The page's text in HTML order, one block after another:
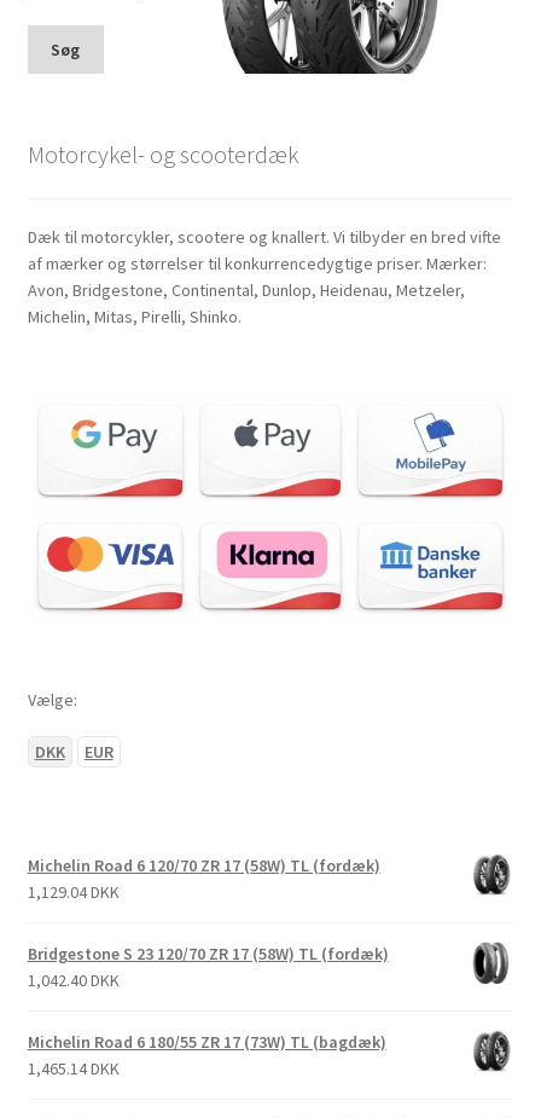
Søg
Motorcykel- og scooterdæk
Dæk til motorcykler, scootere og knallert. Vi tilbyder en bred vifte
af mærker og størrelser til konkurrencedygtige priser. Mærker:
Avon, Bridgestone, Continental, Dunlop, Heidenau, Metzeler,
Michelin, Mitas, Pirelli, Shinko.
Vælge:
DKK EUR
Michelin Road 6 120/70 ZR 17 (58W) TL (fordæk)
1,129.04 DKK
Bridgestone S 23 120/70 ZR 17 (58W) TL (fordæk)
1,042.40 DKK
Michelin Road 6 180/55 ZR 17 (73W) TL (bagdæk)
1,465.14 DKK